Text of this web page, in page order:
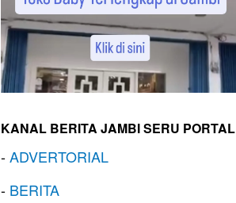
KANAL BERITA JAMBI SERU PORTAL
-ADVERTORIAL
- BERITA